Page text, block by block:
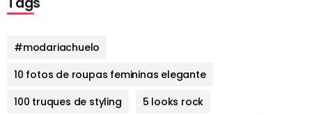
#modariachuelo
10 fotos de roupas femininas elegante
100 truques de styling
5 looks rock